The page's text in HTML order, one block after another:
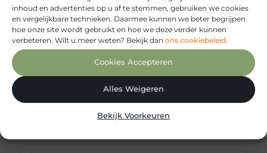
inhoud en advertenties op u af te stemmen, gebruiken we cookies
en vergelijkbare technieken. Daarmee kunnen we beter begrijpen
hoe onze site wordt gebruikt en hoe we deze verder kunnen
verbeteren. Wilt u meer weten? Bekijk dan ons cookiebeleid.
Cookies Accepteren
Alles Weigeren
Bekijk Voorkeuren
Kan ik een blokhut het hele jaar door
gebruiken?
▼
Welke locatie is ideaal voor een
plaatsen van een blokhut?